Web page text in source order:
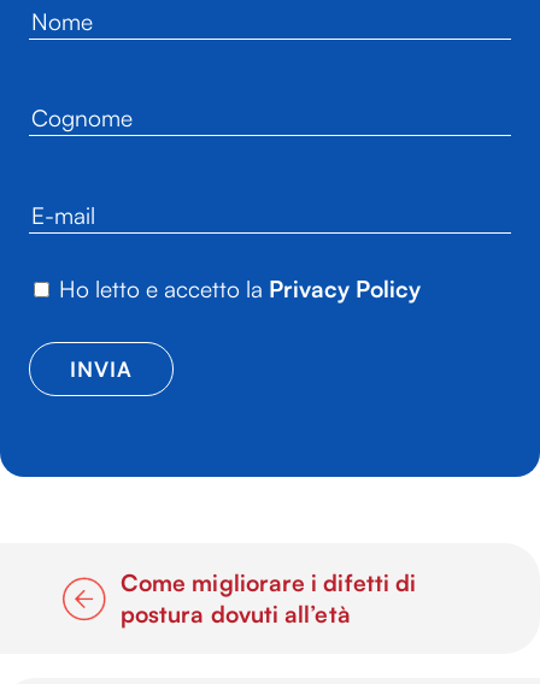
Ho letto e accetto la Privacy Policy
Come migliorare i difetti di
postura dovuti all’età